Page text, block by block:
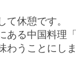
て休憩です。
ある中国料理
わうことにし